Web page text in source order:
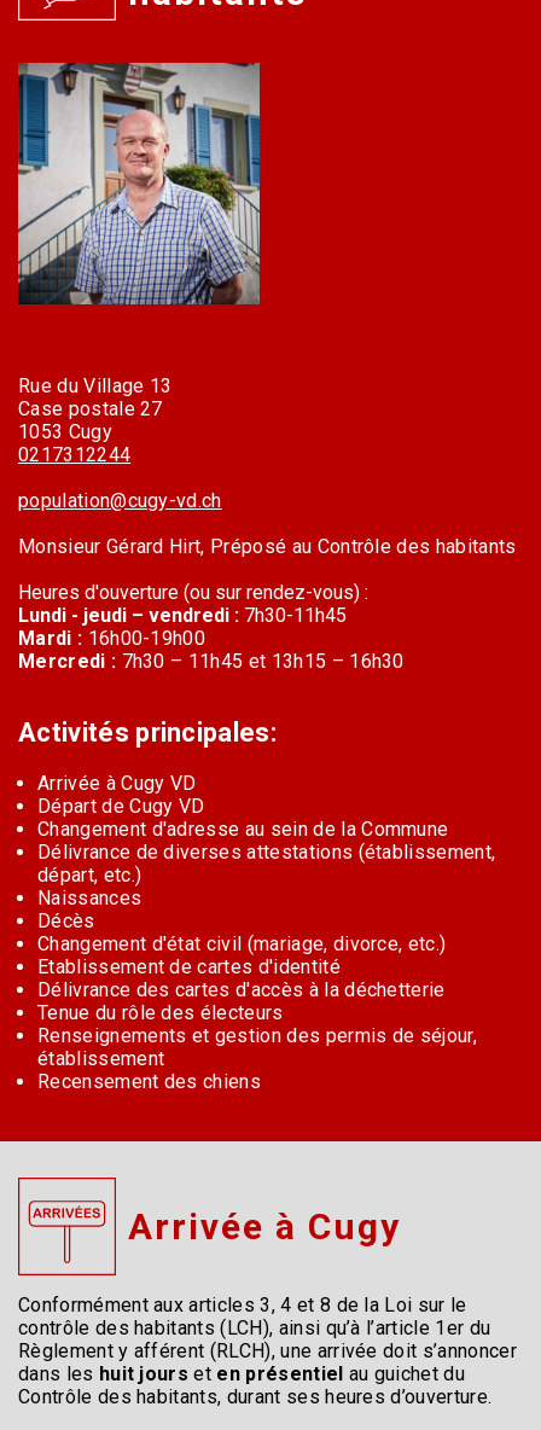
Rue du Village 13
Case postale 27
1053 Cugy
0217312244
population@cugy-vd.ch
Monsieur Gérard Hirt, Préposé au Contrôle des habitants
Heures d'ouverture (ou sur rendez-vous) :
Lundi - jeudi – vendredi : 7h30-11h45
Mardi : 16h00-19h00
Mercredi : 7h30 – 11h45 et 13h15 – 16h30
Activités principales:
Arrivée à Cugy VD
Départ de Cugy VD
Changement d'adresse au sein de la Commune
Délivrance de diverses attestations (établissement,
départ, etc.)
Naissances
Décès
Changement d'état civil (mariage, divorce, etc.)
Etablissement de cartes d'identité
Délivrance des cartes d'accès à la déchetterie
Tenue du rôle des électeurs
Renseignements et gestion des permis de séjour,
établissement
Recensement des chiens
Arrivée à Cugy
Conformément aux articles 3, 4 et 8 de la Loi sur le
contrôle des habitants (LCH), ainsi qu’à l’article 1er du
Règlement y afférent (RLCH), une arrivée doit s’annoncer
dans les huit jours et en présentiel au guichet du
Contrôle des habitants, durant ses heures d’ouverture.